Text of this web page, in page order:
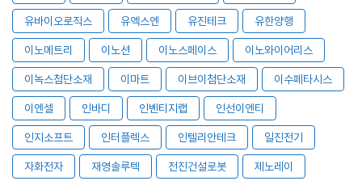
유바이오로직스 유엑스엔 유진테크 유한양행
이노메트리 이노션 이노스페이스 이노와이어리스
이녹스첨단소재 이마트 이브이첨단소재 이수페타시스
이엔셀 인바디 인벤티지랩 인선이엔티
인지소프트 인터플렉스 인텔리안테크 일진전기
자화전자 재영솔루텍 전진건설로봇 제노레이